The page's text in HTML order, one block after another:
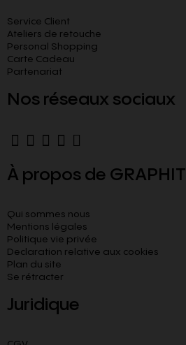
Service Client
Ateliers de retouche
Personal Shopping
Carte Cadeau
Partenariat
Nos réseaux sociaux
À propos de GRAPHITI
Qui sommes nous
Mentions légales
Politique vie privée
Declaration relative aux cookies​
Plan du site
Se rétracter
Juridique